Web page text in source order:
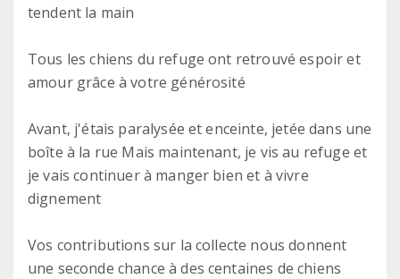
tendent la main
Tous les chiens du refuge ont retrouvé espoir et
amour grâce à votre générosité
Avant, j'étais paralysée et enceinte, jetée dans une
boîte à la rue Mais maintenant, je vis au refuge et
je vais continuer à manger bien et à vivre
dignement
Vos contributions sur la collecte nous donnent
une seconde chance à des centaines de chiens